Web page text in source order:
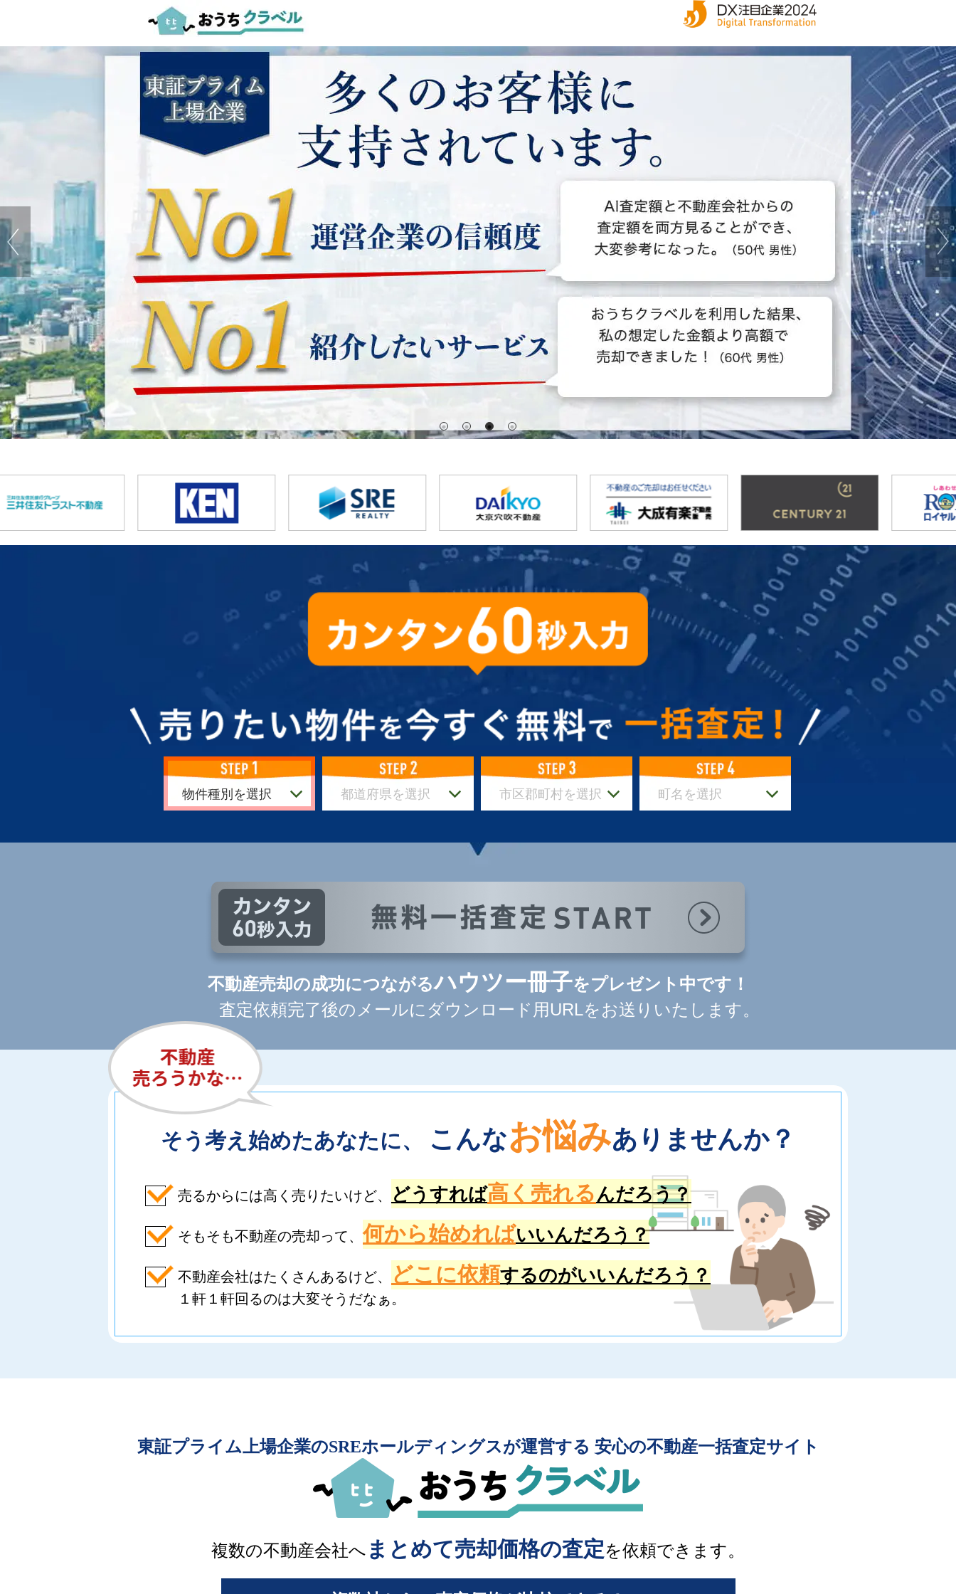
不動産売却の成功につながるハウツー冊子をプレゼント中です！
査定依頼完了後のメールにダウンロード用URLをお送りいたします。
そう考え始めたあなたに、 こんなお悩みありませんか？
売るからには高く売りたいけど、 どうすれば高く売れるんだろう？
そもそも不動産の売却って、何から始めればいいんだろう？
不動産会社はたくさんあるけど、 どこに依頼するのがいいんだろう？
１軒１軒回るのは大変そうだなぁ。
東証プライム上場企業のSREホールディングスが運営する 安心の不動産一括査定サイト
複数の不動産会社へ まとめて売却価格の査定を依頼できます。